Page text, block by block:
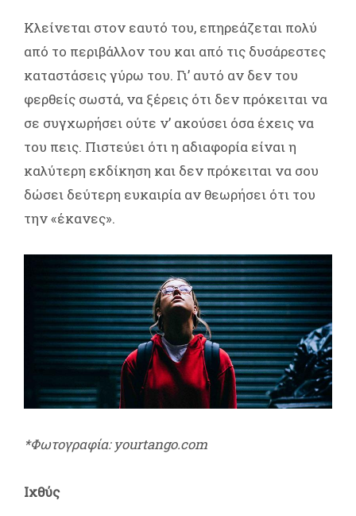
Κλείνεται στον εαυτό του, επηρεάζεται πολύ
από το περιβάλλον του και από τις δυσάρεστες
καταστάσεις γύρω του. Γι’ αυτό αν δεν του
φερθείς σωστά, να ξέρεις ότι δεν πρόκειται να
σε συγχωρήσει ούτε ν’ ακούσει όσα έχεις να
του πεις. Πιστεύει ότι η αδιαφορία είναι η
καλύτερη εκδίκηση και δεν πρόκειται να σου
δώσει δεύτερη ευκαιρία αν θεωρήσει ότι του
την «έκανες».
*Φωτογραφία: yourtango.com
Ιχθύς